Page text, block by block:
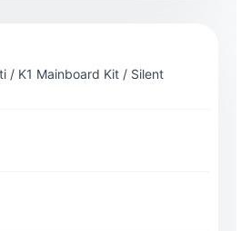
/ K1 Mainboard Kit / Silent